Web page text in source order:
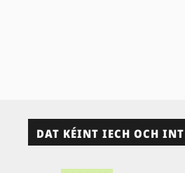
DAT KÉINT IECH OCH